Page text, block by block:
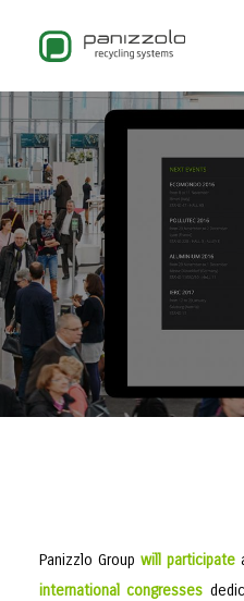
Panizzlo Group will participate
international congresses